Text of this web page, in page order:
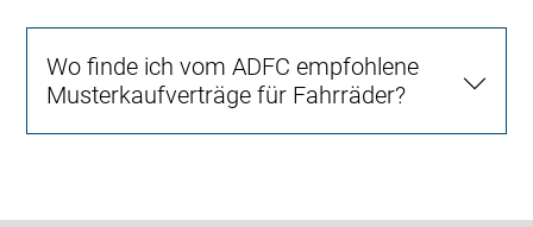
Wo finde ich vom ADFC empfohlene
Musterkaufverträge für Fahrräder?